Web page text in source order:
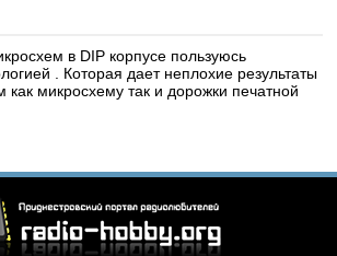
в DIP корпусе пользуюсь
. Которая дает неплохие результаты
как микросхему так и дорожки печатной